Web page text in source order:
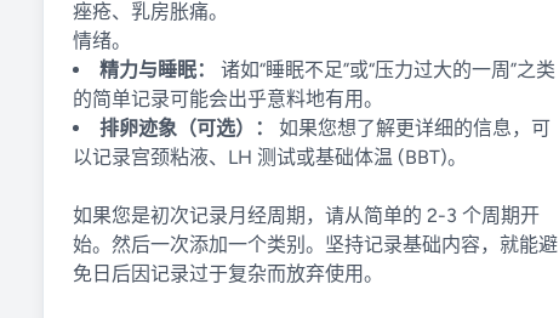
痤疮、乳房胀痛。
情绪。
精力与睡眠：
诸如“睡眠不足”或“压力过大的一周”之类
的简单记录可能会出乎意料地有用。
排卵迹象（可选）：
如果您想了解更详细的信息，可
以记录宫颈粘液、LH 测试或基础体温 (BBT)。
如果您是初次记录月经周期，请从简单的 2-3 个周期开
始。然后一次添加一个类别。坚持记录基础内容，就能避
免日后因记录过于复杂而放弃使用。